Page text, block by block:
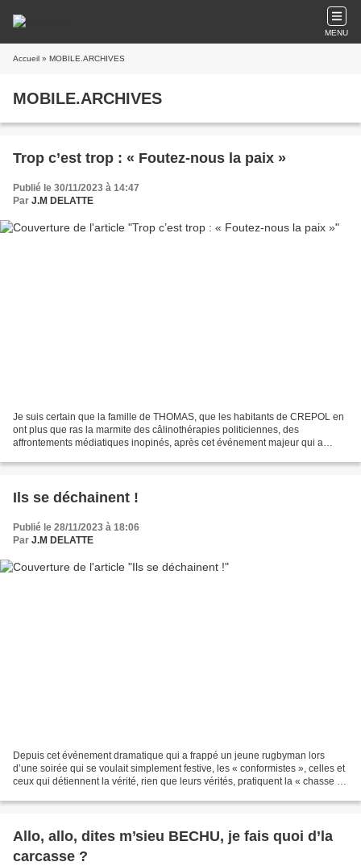
MENU
Accueil » MOBILE.ARCHIVES
MOBILE.ARCHIVES
Trop c’est trop : « Foutez-nous la paix »
Publié le 30/11/2023 à 14:47
Par J.M DELATTE
Je suis certain que la famille de THOMAS, que les habitants de CREPOL en
ont plus que ras la marmite des câlinothérapies politiciennes, des
affrontements médiatiques inopinés, après cet événement majeur qui a
Ils se déchainent !
Publié le 28/11/2023 à 18:06
Par J.M DELATTE
Depuis cet événement dramatique qui a frappé un jeune rugbyman lors
d’une soirée qui se voulait simplement festive, les « conformistes », celles et
ceux qui détiennent la vérité, rien que leurs vérités, pratiquent la « chasse à
Allo, allo, dites m’sieu BECHU, je fais quoi d’la
carcasse ?